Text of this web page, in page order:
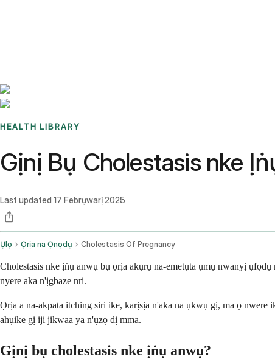
HEALTH LIBRARY
Gịnị Bụ Cholestasis nke
Last updated 17 Febrụwarị 2025
Ụlọ Ọrịa na Ọnọdụ Cholestasis Of Pregnancy
Cholestasis nke ịṅụ anwụ bụ ọrịa akụrụ na-emetụta ụmụ nwanyị
nyere aka n'ịgbaze nri.
Ọrịa a na-akpata itching siri ike, karịsịa n'aka na ụkwụ gị, ma ọ nwere
ahụike gị iji jikwaa ya n'ụzọ dị mma.
Gịnị bụ cholestasis nke ịṅụ anwụ?